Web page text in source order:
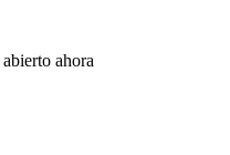
ahora